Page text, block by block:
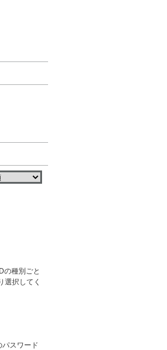
の種別ごと
選択してく
スワード